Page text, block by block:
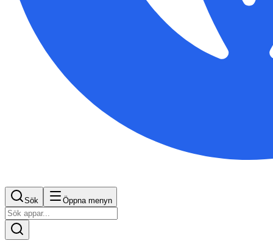
Sök Öppna menyn